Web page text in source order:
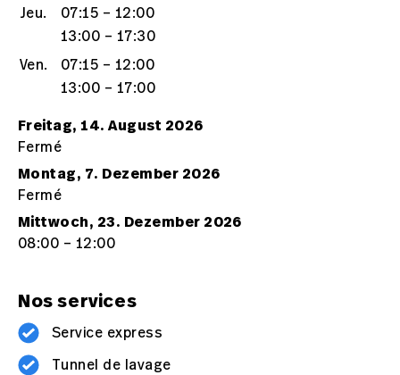
Jeu.
07:15 – 12:00
13:00 – 17:30
Ven.
07:15 – 12:00
13:00 – 17:00
Freitag, 14. August 2026
Fermé
Montag, 7. Dezember 2026
Fermé
Mittwoch, 23. Dezember 2026
08:00 – 12:00
Nos services
Service express
Tunnel de lavage